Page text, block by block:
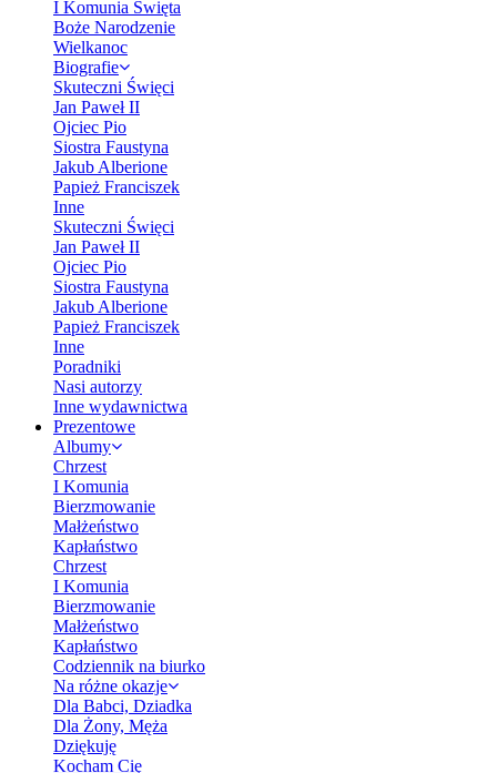
I Komunia Święta
Boże Narodzenie
Wielkanoc
Biografie
Skuteczni Święci
Jan Paweł II
Ojciec Pio
Siostra Faustyna
Jakub Alberione
Papież Franciszek
Inne
Skuteczni Święci
Jan Paweł II
Ojciec Pio
Siostra Faustyna
Jakub Alberione
Papież Franciszek
Inne
Poradniki
Nasi autorzy
Inne wydawnictwa
Prezentowe
Albumy
Chrzest
I Komunia
Bierzmowanie
Małżeństwo
Kapłaństwo
Chrzest
I Komunia
Bierzmowanie
Małżeństwo
Kapłaństwo
Codziennik na biurko
Na różne okazje
Dla Babci, Dziadka
Dla Żony, Męża
Dziękuję
Kocham Cię